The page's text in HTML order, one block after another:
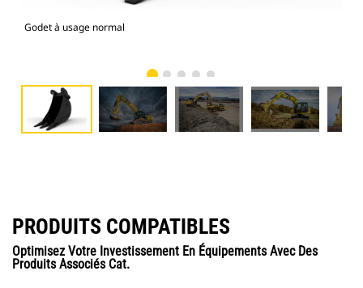
Godet à usage normal
PRODUITS COMPATIBLES
Optimisez Votre Investissement En Équipements Avec Des
Produits Associés Cat.